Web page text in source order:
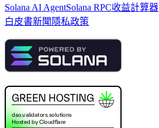
Solana AI AgentSolana RPC收益計算器
白皮書新聞 隱私政策